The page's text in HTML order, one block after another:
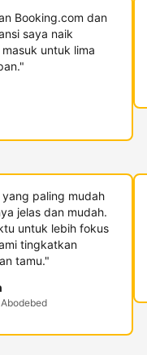
Booking.com dan
saya naik
untuk lima
paling mudah
jelas dan mudah.
untuk lebih fokus
tingkatkan
tamu."